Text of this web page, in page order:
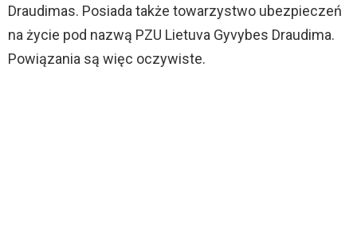
Draudimas. Posiada także towarzystwo ubezpieczeń
na życie pod nazwą PZU Lietuva Gyvybes Draudima.
Powiązania są więc oczywiste.